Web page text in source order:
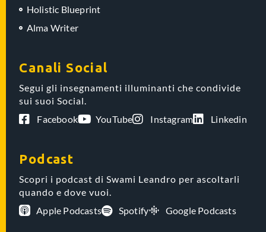
Holistic Blueprint
Alma Writer
Canali Social
Segui gli insegnamenti illuminanti che condivide
sui suoi Social.
Facebook
YouTube Instagram Linkedin
Podcast
Scopri i podcast di Swami Leandro per ascoltarli
quando e dove vuoi.
Apple Podcasts
Spotify Google Podcasts